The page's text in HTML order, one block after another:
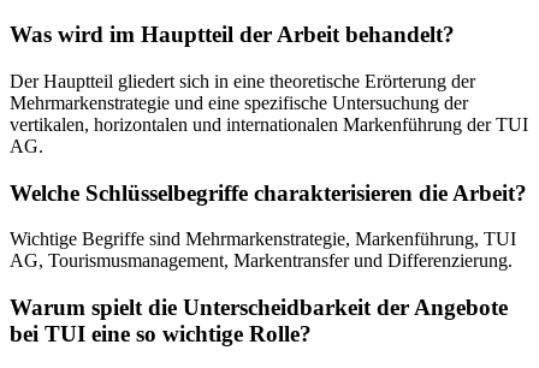
Was wird im Hauptteil der Arbeit behandelt?
Der Hauptteil gliedert sich in eine theoretische Erörterung der
Mehrmarkenstrategie und eine spezifische Untersuchung der
vertikalen, horizontalen und internationalen Markenführung der TUI
AG.
Welche Schlüsselbegriffe charakterisieren die Arbeit?
Wichtige Begriffe sind Mehrmarkenstrategie, Markenführung, TUI
AG, Tourismusmanagement, Markentransfer und Differenzierung.
Warum spielt die Unterscheidbarkeit der Angebote
bei TUI eine so wichtige Rolle?